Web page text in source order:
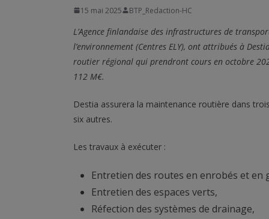
15 mai 2025 BTP_Redaction-HC
L’Agence finlandaise des infrastructures de
l’environnement (Centres ELY), ont attribués à
routier régional qui prendront cours en octobre
112 M€.
Destia assurera la maintenance routière dans
six autres.
Les travaux à exécuter :
Entretien des routes en enrobés et en
Entretien des espaces verts,
Réfection des systèmes de drainage,